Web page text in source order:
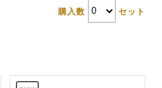
購入数 セット